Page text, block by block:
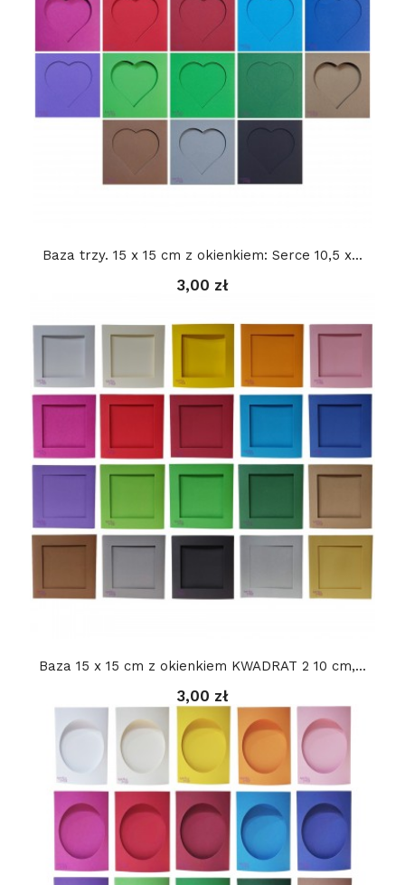
Baza trzy. 15 x 15 cm z okienkiem: Serce 10,5 x...
3,00 zł
Baza 15 x 15 cm z okienkiem KWADRAT 2 10 cm,...
3,00 zł